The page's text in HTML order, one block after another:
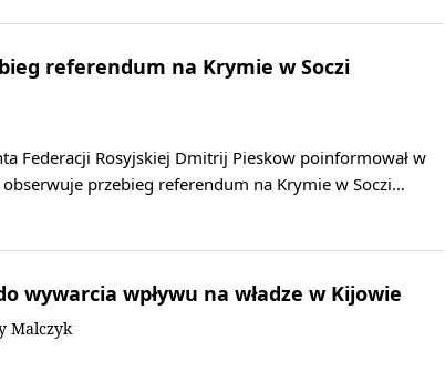
referendum na Krymie w Soczi
Federacji Rosyjskiej Dmitrij Pieskow poinformował w
obserwuje przebieg referendum na Krymie w Soczi…
wywarcia wpływu na władze w Kijowie
Malczyk